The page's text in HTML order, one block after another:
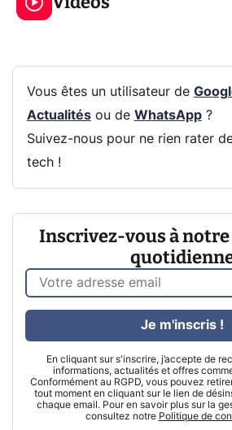
Vous êtes un utilisateur de
Actualitésou de WhatsApp?
Suivez-nous pour ne rien rater
tech !
Inscrivez-vous à
En cliquant sur s'inscrire, j’accepte de
informations, actualités et offres
Conformément au RGPD, vous pouvez
tout moment en cliquant sur le lien de
chaque email. Pour en savoir plus sur la
consultez notre Politique de
Je m'inscris !